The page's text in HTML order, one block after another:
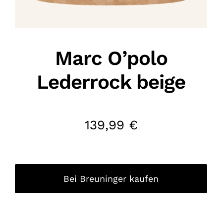
Marc O’polo
Lederrock beige
139,99 €
Bei Breuninger kaufen